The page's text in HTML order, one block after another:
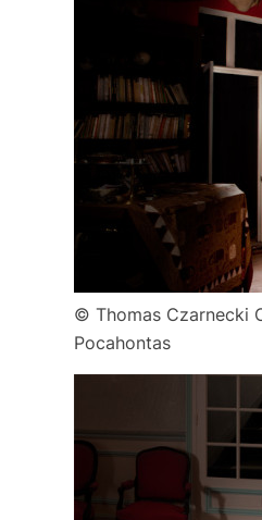
© Thomas Czarnecki
Pocahontas